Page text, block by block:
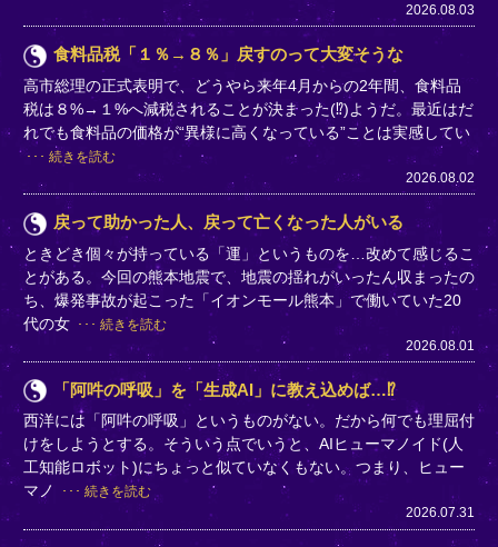
2026.08.03
食料品税「１％→８％」戻すのって大変そうな
高市総理の正式表明で、どうやら来年4月からの2年間、食料品
税は８%→１%へ減税されることが決まった(⁉)ようだ。最近はだ
れでも食料品の価格が“異様に高くなっている”ことは実感してい
続きを読む
2026.08.02
戻って助かった人、戻って亡くなった人がいる
ときどき個々が持っている「運」というものを…改めて感じるこ
とがある。今回の熊本地震で、地震の揺れがいったん収まったの
ち、爆発事故が起こった「イオンモール熊本」で働いていた20
代の女
続きを読む
2026.08.01
「阿吽の呼吸」を「生成AI」に教え込めば…⁉
西洋には「阿吽の呼吸」というものがない。だから何でも理屈付
けをしようとする。そういう点でいうと、AIヒューマノイド(人
工知能ロボット)にちょっと似ていなくもない。つまり、ヒュー
マノ
続きを読む
2026.07.31